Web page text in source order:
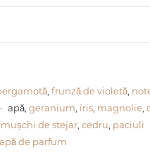
, frunză de violetă,
apă, geranium iris, magnolie,
mușchi de stejar, cedru paciuli
apă de parfum